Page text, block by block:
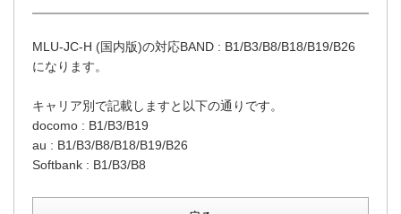
MLU-JC-H (国内版)の対応BAND : B1/B3/B8/B18/B19/B26
になります。
キャリア別で記載しますと以下の通りです。
docomo : B1/B3/B19
au : B1/B3/B8/B18/B19/B26
Softbank : B1/B3/B8